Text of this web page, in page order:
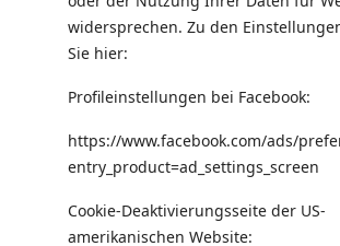
widersprechen. Zu den
Sie hier:
Profileinstellungen bei Facebook:
https://www.facebook.com/ads/
entry_product=ad_settings_screen
Cookie-Deaktivierungsseite der US-
amerikanischen Website: